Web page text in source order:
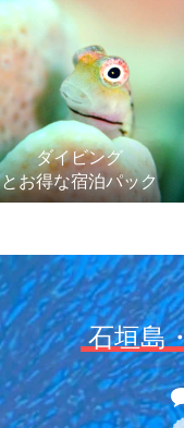
ダイビング
とお得な宿泊パック
石垣島